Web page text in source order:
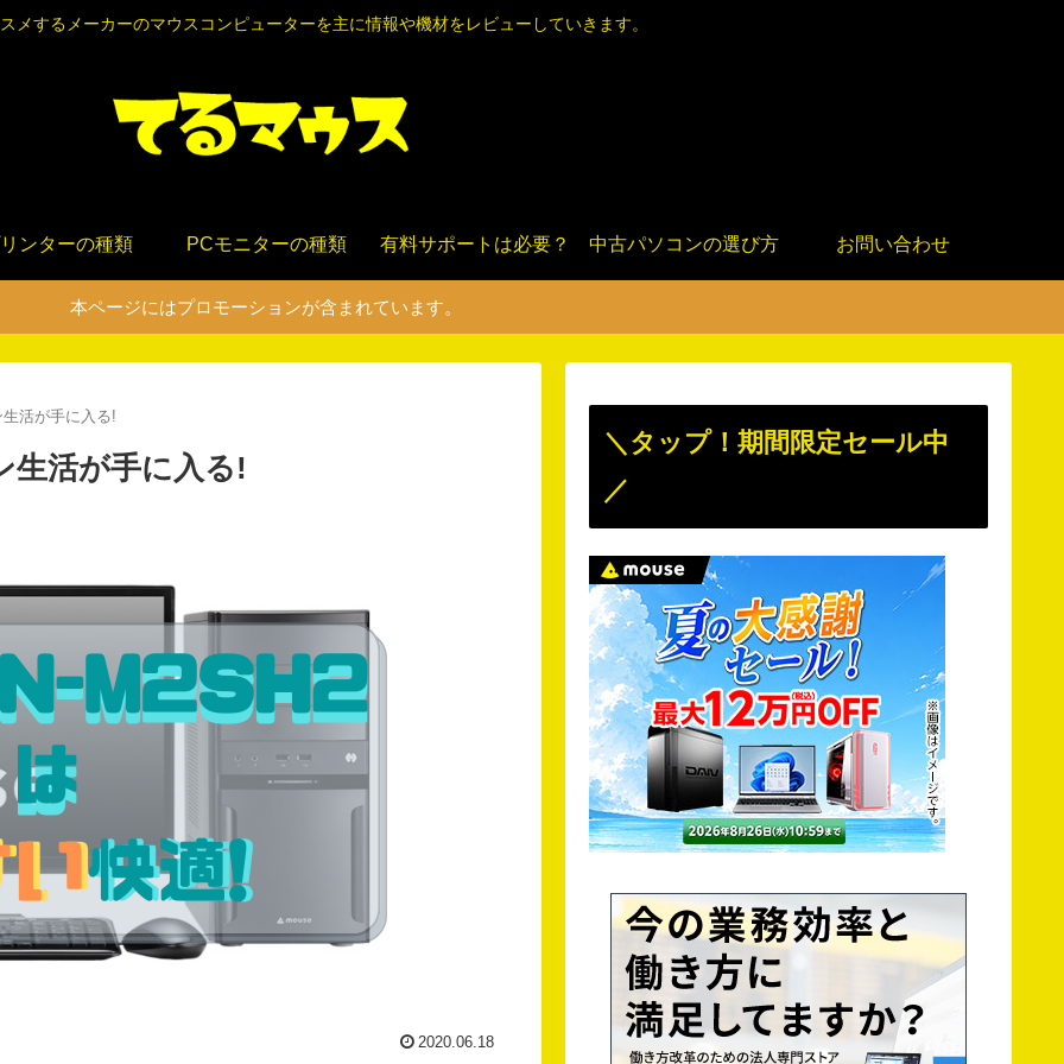
メするメーカーのマウスコンピューターを主に情報や機材をレビューしていきます。
ンターの種類 PCモニターの種類 有料サポートは必要？ 中古パソコンの選び方 お問い合わせ
本ページにはプロモーションが含まれています。
活が手に入る!
生活が手に入る!
2020.06.18
＼タップ！期間限定セール中
／